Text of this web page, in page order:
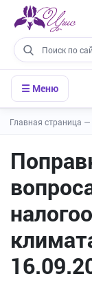
☰ Меню
Главная страница —